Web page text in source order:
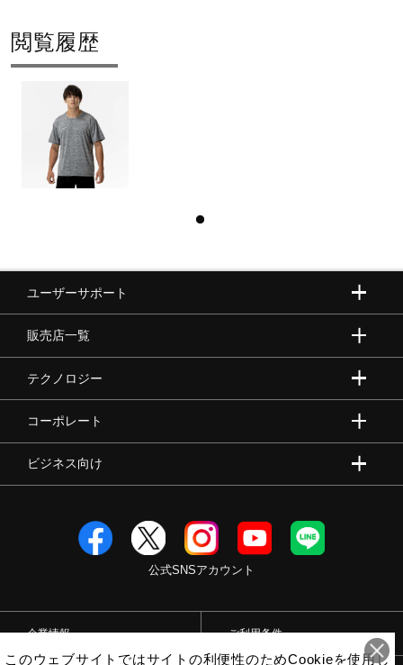
閲覧履歴
ユーザーサポート
販売店一覧
テクノロジー
コーポレート
ビジネス向け
公式SNSアカウント
企業情報 ご利用条件
このウェブサイトではサイトの利便性のためCookieを使用し